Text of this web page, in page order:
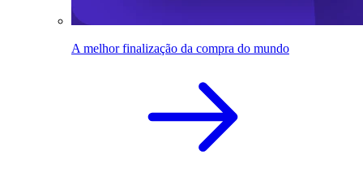
A melhor finalização da compra do mundo